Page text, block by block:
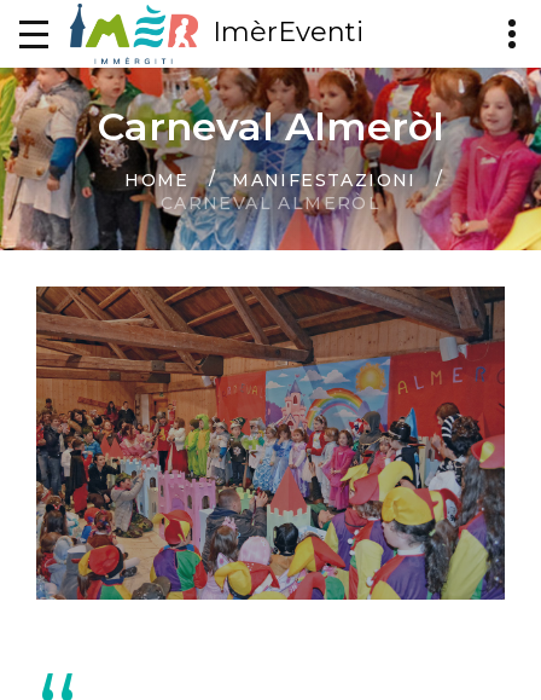
ImèrEventi
Carneval Almeròl
HOME
MANIFESTAZIONI
CARNEVAL ALMERÒL